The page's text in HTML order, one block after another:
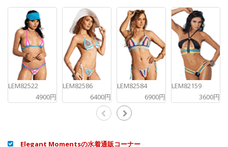
LEM82522
4900円
LEM82586
6400円
LEM82584
6900円
LEM82159
3600円
Elegant Momentsの水着通販コーナー